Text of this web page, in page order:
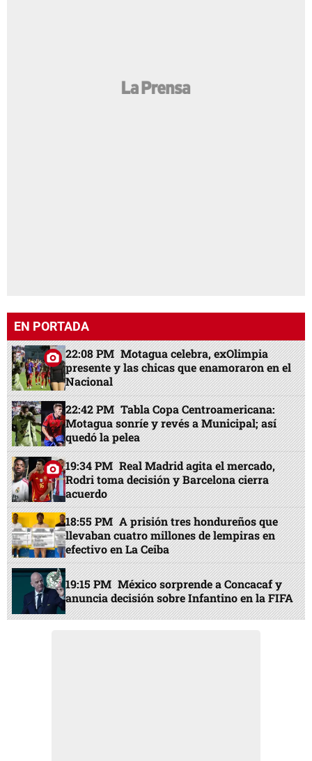
EN PORTADA
22:08 PM Motagua celebra, exOlimpia
presente y las chicas que enamoraron en el
Nacional
22:42 PM Tabla Copa Centroamericana:
Motagua sonríe y revés a Municipal; así
quedó la pelea
19:34 PM Real Madrid agita el mercado,
Rodri toma decisión y Barcelona cierra
acuerdo
18:55 PM A prisión tres hondureños que
llevaban cuatro millones de lempiras en
efectivo en La Ceiba
19:15 PM México sorprende a Concacaf y
anuncia decisión sobre Infantino en la FIFA